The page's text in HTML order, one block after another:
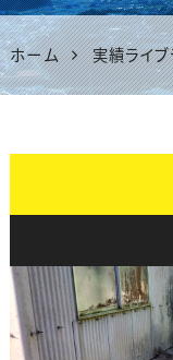
ホーム 実績ライブ